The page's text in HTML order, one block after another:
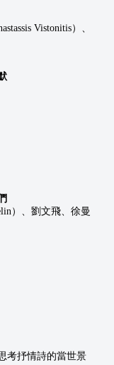
Vistonitis）、
）、劉文飛、徐曼
考抒情詩的當世景